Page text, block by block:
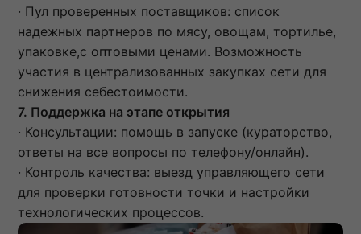
· Пул проверенных поставщиков: список
надежных партнеров по мясу, овощам, тортилье,
упаковке,с оптовыми ценами. Возможность
участия в централизованных закупках сети для
снижения себестоимости.
7. Поддержка на этапе открытия
· Консультации: помощь в запуске (кураторство,
ответы на все вопросы по телефону/онлайн).
· Контроль качества: выезд управляющего сети
для проверки готовности точки и настройки
технологических процессов.